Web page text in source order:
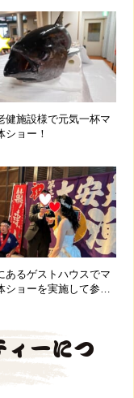
健施設様で元気一杯マ
ショー！
あるゲストハウスでマ
ショーを実施して参り
ィーにつ